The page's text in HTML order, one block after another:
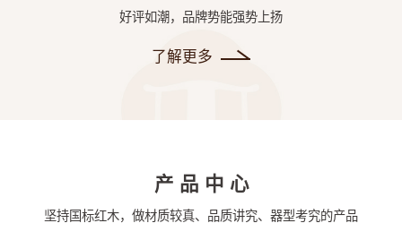
好评如潮，品牌势能强势上扬
了解更多
产品中心
坚持国标红木，做材质较真、品质讲究、器型考究的产品